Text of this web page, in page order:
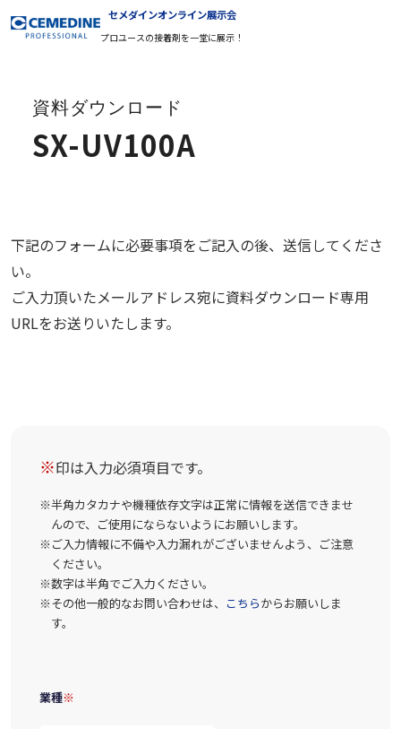
セメダインオンライン展示会
プロユースの接着剤を一堂に展示！
資料ダウンロード
SX-UV100A
下記のフォームに必要事項をご記入の後、送信してくださ
い。
ご入力頂いたメールアドレス宛に資料ダウンロード専用
URLをお送りいたします。
※印は入力必須項目です。
半角カタカナや機種依存文字は正常に情報を送信できませ
んので、ご使用にならないようにお願いします。
ご入力情報に不備や入力漏れがございませんよう、ご注意
ください。
数字は半角でご入力ください。
その他一般的なお問い合わせは、 こちらからお願いしま
す。
業種